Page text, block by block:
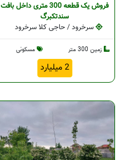
فروش یک قطعه 300 متری داخل بافت
سندتکبرگ
سرخرود / حاجی کلا سرخرود
زمین 300 متر مسکونی
2 میلیارد